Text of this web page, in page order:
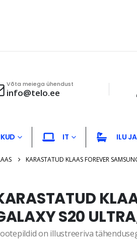
Võta meiega ühendust
info@telo.ee
IT ILU
KARASTATUD KLAAS FOREVER
S20
on illustreeriva